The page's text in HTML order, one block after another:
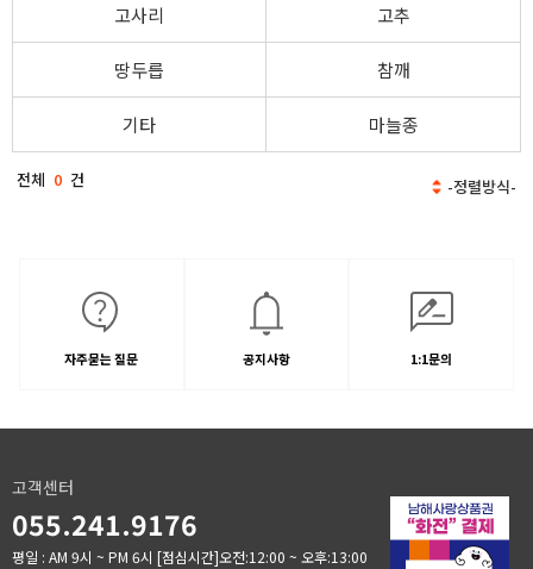
고사리 고추
땅두릅 참깨
기타 마늘종
전체 0 건
자주묻는 질문 공지사항 1:1문의
고객센터
055.241.9176
평일 : AM 9시 ~ PM 6시 [점심시간]오전:12:00 ~ 오후:13:00